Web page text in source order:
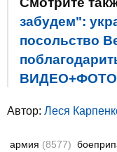
забудем":
посольство
Автор: Леся
армия (8577)